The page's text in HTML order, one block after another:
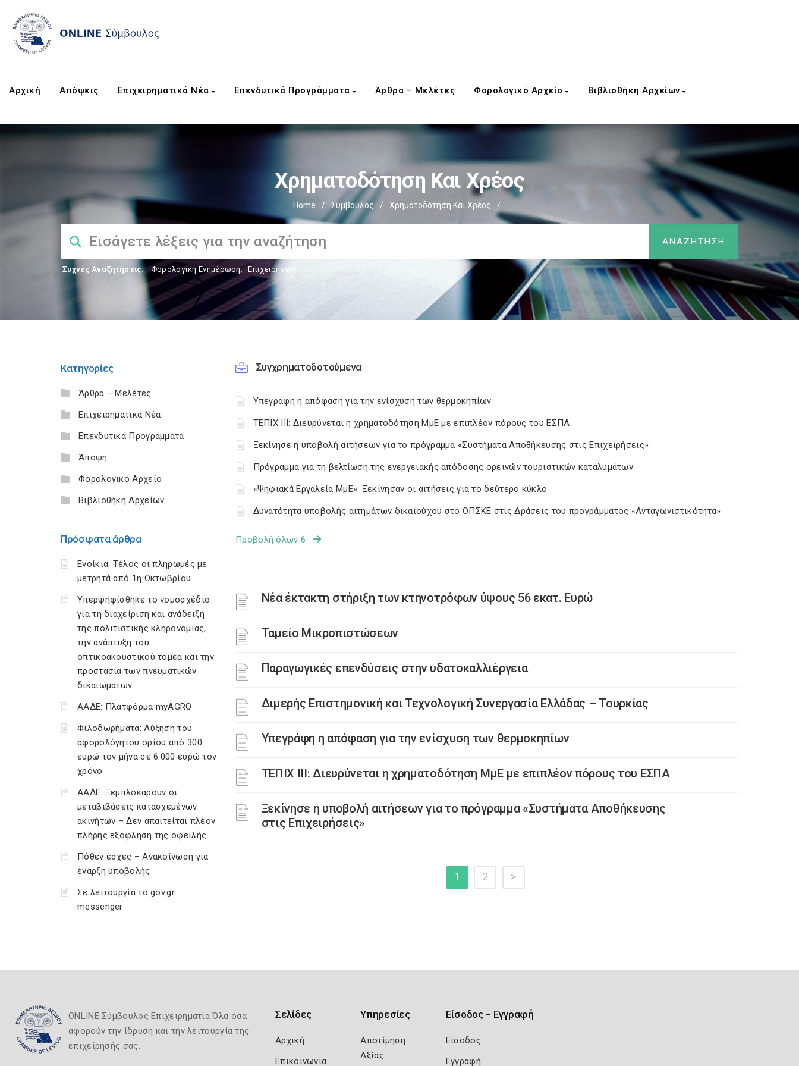
Αρχική Απόψεις Επιχειρηματικά Νέα Επενδυτικά Προγράμματα Άρθρα – Μελέτες Φορολογικό Αρχείο Βιβλιοθήκη Αρχείων
Χρηματοδότηση Και Χρέος
Home / Σύμβουλος / Χρηματοδότηση Και Χρέος /
Συχνές Αναζητήσεις: Φορολογικη Ενημέρωση, Επιχειρήσεις
Κατηγορίες
Άρθρα – Μελέτες
Επιχειρηματικά Νέα
Επενδυτικά Προγράμματα
Άποψη
Φορολογικό Αρχείο
Βιβλιοθήκη Αρχείων
Πρόσφατα άρθρα
Ενοίκια: Τέλος οι πληρωμές με
μετρητά από 1η Οκτωβρίου
Υπερψηφίσθηκε το νομοσχέδιο
για τη διαχείριση και ανάδειξη
της πολιτιστικής κληρονομιάς,
την ανάπτυξη του
οπτικοακουστικού τομέα και την
προστασία των πνευματικών
δικαιωμάτων
ΑΑΔΕ: Πλατφόρμα myAGRO
Φιλοδωρήματα: Αύξηση του
αφορολόγητου ορίου από 300
ευρώ τον μήνα σε 6.000 ευρώ τον
χρόνο
ΑΑΔΕ: Ξεμπλοκάρουν οι
μεταβιβάσεις κατασχεμένων
ακινήτων – Δεν απαιτείται πλέον
πλήρης εξόφληση της οφειλής
Πόθεν έσχες – Ανακοίνωση για
έναρξη υποβολής
Σε λειτουργία το gov.gr
messenger
Συγχρηματοδοτούμενα
Υπεγράφη η απόφαση για την ενίσχυση των θερμοκηπίων
ΤΕΠΙΧ ΙΙΙ: Διευρύνεται η χρηματοδότηση ΜμΕ με επιπλέον πόρους του ΕΣΠΑ
Ξεκίνησε η υποβολή αιτήσεων για το πρόγραμμα «Συστήματα Αποθήκευσης στις Επιχειρήσεις»
Πρόγραμμα για τη βελτίωση της ενεργειακής απόδοσης ορεινών τουριστικών καταλυμάτων
«Ψηφιακά Εργαλεία ΜμΕ»: Ξεκίνησαν οι αιτήσεις για το δεύτερο κύκλο
Δυνατότητα υποβολής αιτημάτων δικαιούχου στο ΟΠΣΚΕ στις Δράσεις του προγράμματος «Ανταγωνιστικότητα»
Προβολή όλων 6
Νέα έκτακτη στήριξη των κτηνοτρόφων ύψους 56 εκατ. Ευρώ
Ταμείο Μικροπιστώσεων
Παραγωγικές επενδύσεις στην υδατοκαλλιέργεια
Διμερής Επιστημονική και Τεχνολογική Συνεργασία Ελλάδας – Τουρκίας
Υπεγράφη η απόφαση για την ενίσχυση των θερμοκηπίων
ΤΕΠΙΧ ΙΙΙ: Διευρύνεται η χρηματοδότηση ΜμΕ με επιπλέον πόρους του ΕΣΠΑ
Ξεκίνησε η υποβολή αιτήσεων για το πρόγραμμα «Συστήματα Αποθήκευσης
στις Επιχειρήσεις»
1 2 >
ONLINE Σύμβουλος Επιχειρηματία Όλα όσα
αφορούν την ίδρυση και την λειτουργία της
επιχείρησής σας.
Σελίδες
Αρχική
Επικοινωνία
Υπηρεσίες
Αποτίμηση
Αξίας
Είσοδος – Εγγραφή
Είσοδος
Εγγραφή